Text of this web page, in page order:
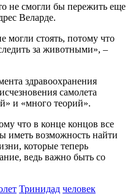
не смогли бы пережить еще
Веларде.
стоять, потому что
за животными», –
здравоохранения
самолета
и «много теорий».
что в конце концов все
иметь возможность найти
которые теперь
ведь важно быть со
Тринидад человек